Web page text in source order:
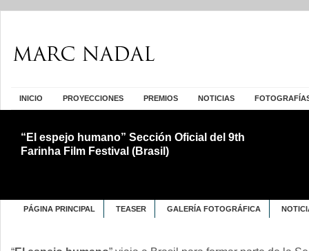
INICIO PROYECCIONES PREMIOS NOTICIAS
“El espejo humano” Sección Oficial del 9th
Farinha Film Festival (Brasil)
PÁGINA PRINCIPAL TEASER GALERÍA FOTOGRÁFICA